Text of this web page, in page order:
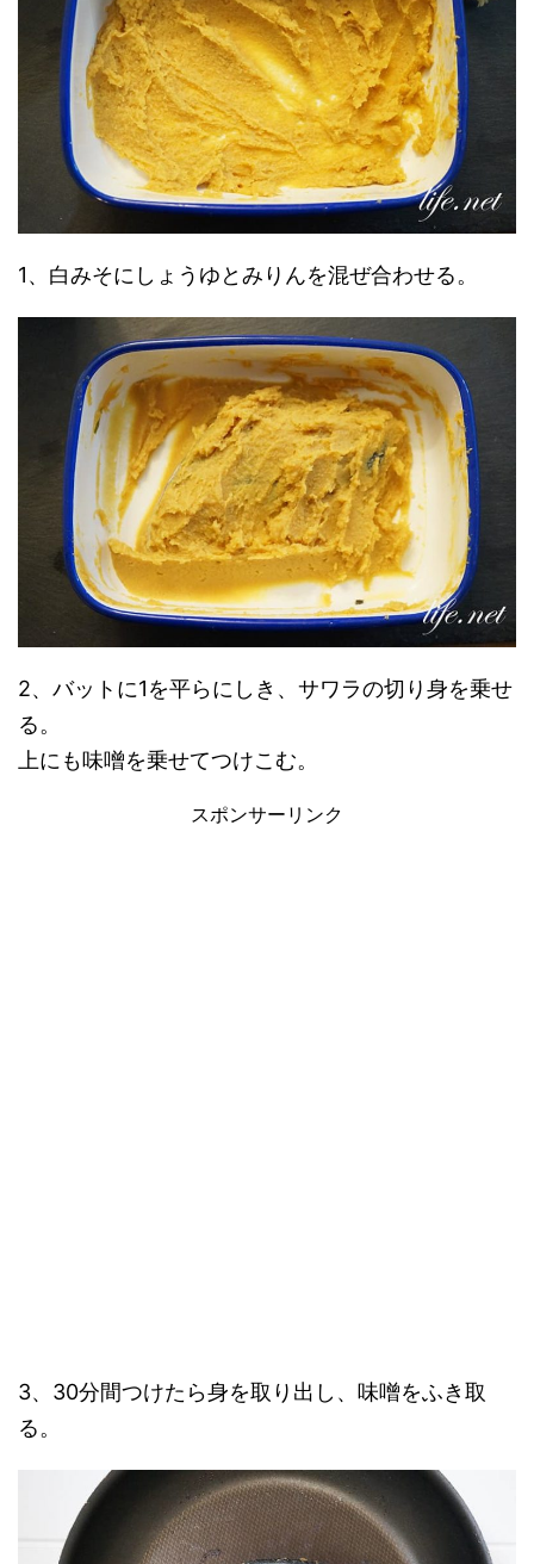
1、白みそにしょうゆとみりんを混ぜ合わせる。
2、バットに1を平らにしき、サワラの切り身を乗せ
る。
上にも味噌を乗せてつけこむ。
スポンサーリンク
3、30分間つけたら身を取り出し、味噌をふき取
る。